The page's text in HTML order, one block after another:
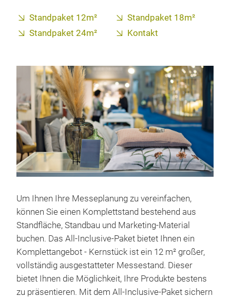
Standpaket 12m²
Standpaket 18m²
Standpaket 24m²
Kontakt
Um Ihnen Ihre Messeplanung zu vereinfachen,
können Sie einen Komplettstand bestehend aus
Standfläche, Standbau und Marketing-Material
buchen. Das All-Inclusive-Paket bietet Ihnen ein
Komplettangebot - Kernstück ist ein 12 m² großer,
vollständig ausgestatteter Messestand. Dieser
bietet Ihnen die Möglichkeit, Ihre Produkte bestens
zu präsentieren. Mit dem All-Inclusive-Paket sichern